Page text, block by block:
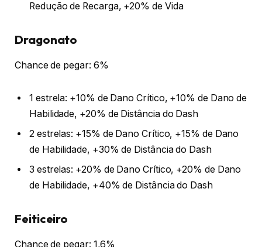
Redução de Recarga, +20% de Vida
Dragonato
Chance de pegar: 6%
1 estrela: +10% de Dano Crítico, +10% de Dano de
Habilidade, +20% de Distância do Dash
2 estrelas: +15% de Dano Crítico, +15% de Dano
de Habilidade, +30% de Distância do Dash
3 estrelas: +20% de Dano Crítico, +20% de Dano
de Habilidade, +40% de Distância do Dash
Feiticeiro
Chance de pegar: 1,6%